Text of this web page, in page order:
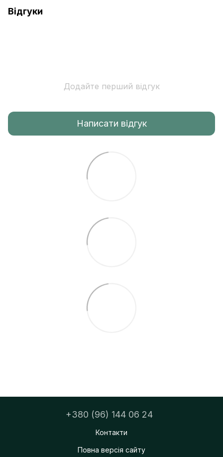
Відгуки
Додайте перший відгук
Написати відгук
+380 (96) 144 06 24
Контакти
Повна версія сайту